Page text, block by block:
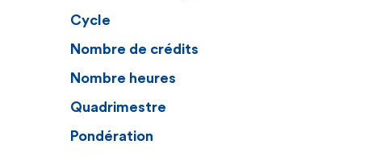
Cycle
Nombre de crédits
Nombre heures
Quadrimestre
Pondération